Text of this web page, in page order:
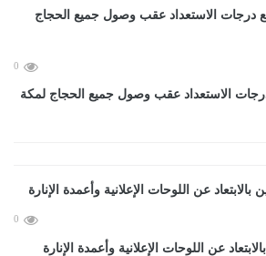
0
الاستعداد عقب وصول جميع الحجاج لمكة
0
عن اللوحات الإعلانية وأعمدة الإنارة